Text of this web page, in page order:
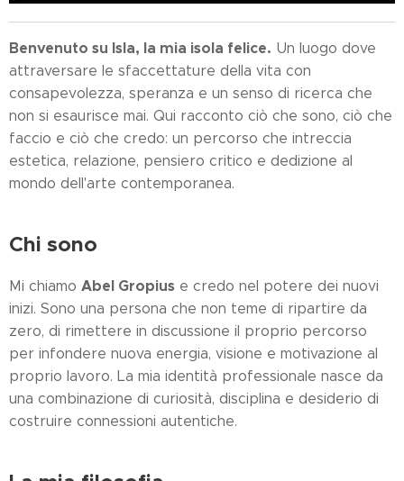
Benvenuto su Isla, la mia isola felice. Un luogo dove
attraversare le sfaccettature della vita con
consapevolezza, speranza e un senso di ricerca che
non si esaurisce mai. Qui racconto ciò che sono, ciò che
faccio e ciò che credo: un percorso che intreccia
estetica, relazione, pensiero critico e dedizione al
mondo dell'arte contemporanea.
Chi sono
Mi chiamo Abel Gropius e credo nel potere dei nuovi
inizi. Sono una persona che non teme di ripartire da
zero, di rimettere in discussione il proprio percorso
per infondere nuova energia, visione e motivazione al
proprio lavoro. La mia identità professionale nasce da
una combinazione di curiosità, disciplina e desiderio di
costruire connessioni autentiche.